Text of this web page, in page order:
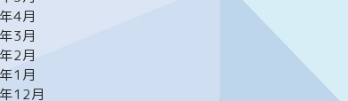
4月
3月
2月
1月
12月